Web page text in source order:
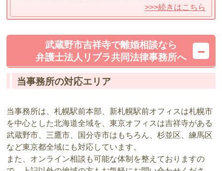
>>>続きはこちら
武蔵野市吉祥寺で離婚相談なら
弁護士法人リブラ共同法律事務所へ
当事務所の対応エリア
当事務所は、札幌駅前本部、新札幌駅前オフィスは札幌市
を中心とした北海道全域を、東京オフィスは吉祥寺がある
武蔵野市、三鷹市、国分寺市はもちろん、杉並区、練馬区
など東京都全域にも対応しています。
また、オンライン相談も可能な体制を整えておりますの